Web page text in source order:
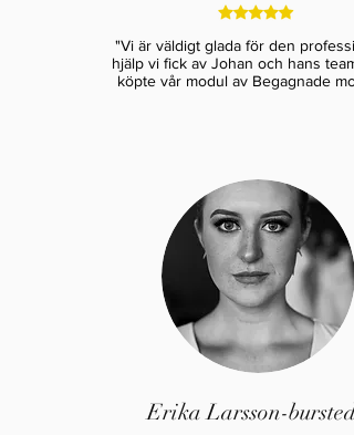
"Vi är väldigt glada för den
hjälp vi fick av Johan och hans
köpte vår modul av Begagnade
Erika Larsson-burstedt